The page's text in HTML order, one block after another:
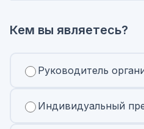
Кем вы являетесь?
Руководитель
Индивидуальный